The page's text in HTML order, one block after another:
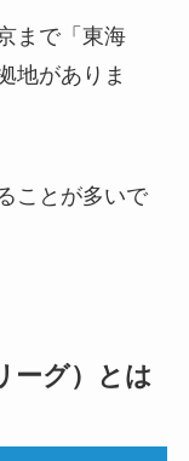
まで「東海
地がありま
ことが多いで
ーグ）とは